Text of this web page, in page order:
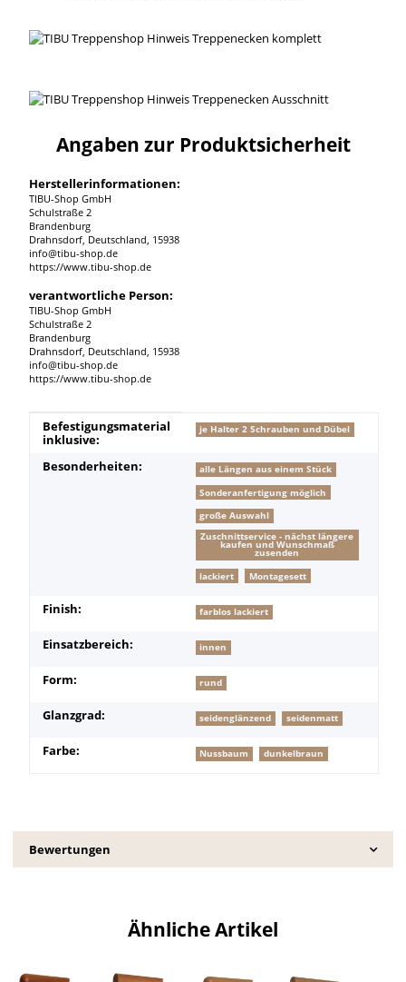
Angaben zur Produktsicherheit
Herstellerinformationen:
TIBU-Shop GmbH
Schulstraße 2
Brandenburg
Drahnsdorf, Deutschland, 15938
info@tibu-shop.de
https://www.tibu-shop.de
verantwortliche Person:
TIBU-Shop GmbH
Schulstraße 2
Brandenburg
Drahnsdorf, Deutschland, 15938
info@tibu-shop.de
https://www.tibu-shop.de
Produkteigenschaft
Wert
Befestigungsmaterial
inklusive:
je Halter 2 Schrauben und Dübel
Besonderheiten:
alle Längen aus einem Stück
Sonderanfertigung möglich
große Auswahl
Zuschnittservice - nächst längere
kaufen und Wunschmaß
zusenden
lackiert
Montagesett
Finish: farblos lackiert
Einsatzbereich: innen
Form: rund
Glanzgrad: seidenglänzend seidenmatt
Farbe: Nussbaum dunkelbraun
Bewertungen
Ähnliche Artikel